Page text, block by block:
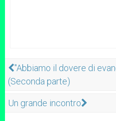
"Abbiamo il dovere di
(Seconda parte)
Un grande incontro